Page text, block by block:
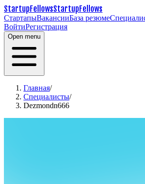
StartupFellowsStartupFellows
СтартапыВакансииБаза резюме
ВойтиРегистрация
Open menu
Главная/
Специалисты/
Dezmondn666